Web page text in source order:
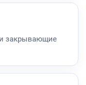
закрывающие